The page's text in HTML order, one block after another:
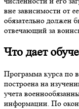
вне зависимости от
обязательно должен
отвечающий за
Что дает
Программа курса по
построена на
учета
информации. По